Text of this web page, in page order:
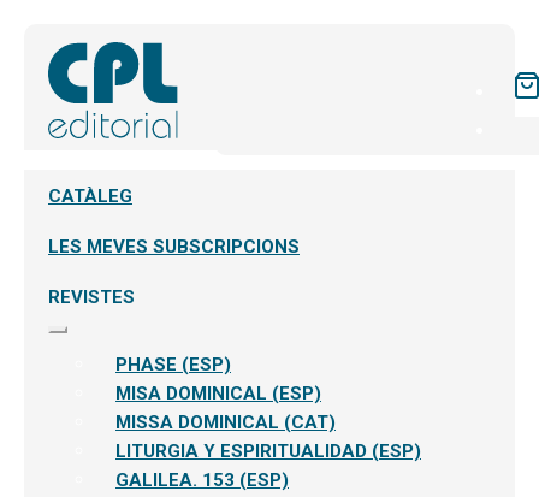
CATÀLEG
LES MEVES SUBSCRIPCIONS
REVISTES
Expandeix
secundari
PHASE (ESP)
MISA DOMINICAL (ESP)
MISSA DOMINICAL (CAT)
LITURGIA Y ESPIRITUALIDAD (ESP)
GALILEA. 153 (ESP)